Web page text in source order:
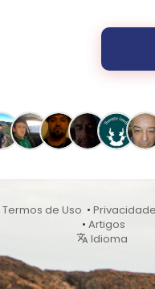
Termos de Uso • Privacidade
• Artigos
Idioma